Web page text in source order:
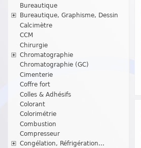
Bureautique
Bureautique, Graphisme, Dessin
Calcimètre
CCM
Chirurgie
Chromatographie
Chromatographie (GC)
Cimenterie
Coffre fort
Colles & Adhésifs
Colorant
Colorimétrie
Combustion
Compresseur
Congélation, Réfrigération...